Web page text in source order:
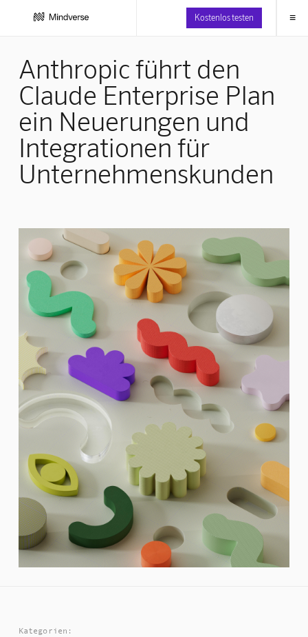
Kostenlos testen ≡
Anthropic führt den
Claude Enterprise Plan
ein Neuerungen und
Integrationen für
Unternehmenskunden
Kategorien: